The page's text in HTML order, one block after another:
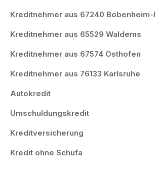
Kreditnehmer aus 67240 Bobenheim-
Kreditnehmer aus 65529 Waldems
Kreditnehmer aus 67574 Osthofen
Kreditnehmer aus 76133 Karlsruhe
Autokredit
Umschuldungskredit
Kreditversicherung
Kredit ohne Schufa